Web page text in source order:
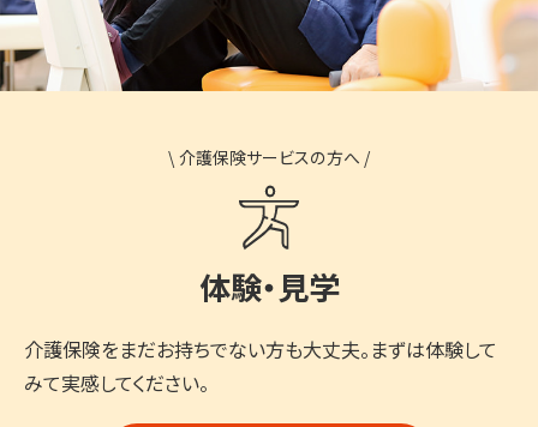
体験・見学
\ 介護保険サービスの方へ /
介護保険をまだお持ちでない方も大丈夫。まずは体験して
みて実感してください。